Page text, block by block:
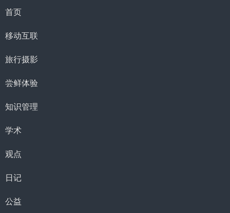
首页
移动互联
旅行摄影
尝鲜体验
知识管理
学术
观点
日记
公益